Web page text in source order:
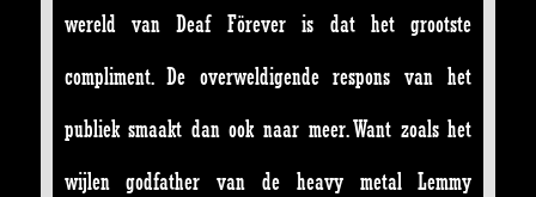
wereld van Deaf Förever is dat het grootste
compliment. De overweldigende respons van het
publiek smaakt dan ook naar meer. Want zoals het
wijlen godfather van de heavy metal Lemmy